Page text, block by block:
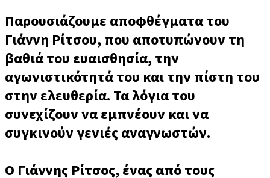
Παρουσιάζουμε αποφθέγματα του
Γιάννη Ρίτσου, που αποτυπώνουν τη
βαθιά του ευαισθησία, την
αγωνιστικότητά του και την πίστη του
στην ελευθερία. Τα λόγια του
συνεχίζουν να εμπνέουν και να
συγκινούν γενιές αναγνωστών.
Ο Γιάννης Ρίτσος, ένας από τους